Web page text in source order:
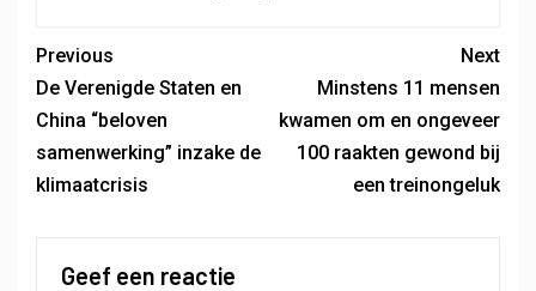
Previous
De Verenigde Staten en
China “beloven
samenwerking” inzake de
klimaatcrisis
Next
Minstens 11 mensen
kwamen om en ongeveer
100 raakten gewond bij
een treinongeluk
Geef een reactie